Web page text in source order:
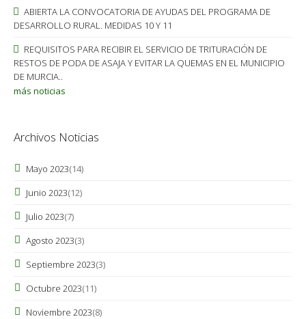
ABIERTA LA CONVOCATORIA DE AYUDAS DEL PROGRAMA DE
DESARROLLO RURAL. MEDIDAS 10 Y 11
REQUISITOS PARA RECIBIR EL SERVICIO DE TRITURACIÓN DE
RESTOS DE PODA DE ASAJA Y EVITAR LA QUEMAS EN EL MUNICIPIO
DE MURCIA..
más noticias
Archivos Noticias
Mayo 2023(14)
Junio 2023(12)
Julio 2023(7)
Agosto 2023(3)
Septiembre 2023(3)
Octubre 2023(11)
Noviembre 2023(8)